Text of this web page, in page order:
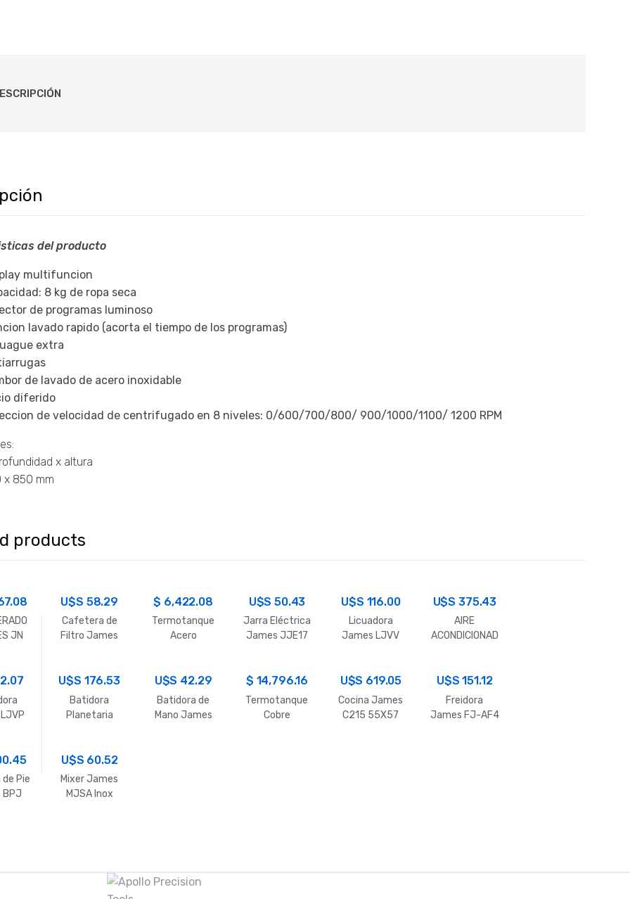
del producto
multifuncion
8 kg de ropa seca
de programas luminoso
lavado rapido (acorta el tiempo de los programas)
extra
de lavado de acero inoxidable
diferido
de velocidad de centrifugado en 8 niveles: 0/600/700/800/ 900/1000/1100/ 1200 RPM
x altura
850 mm
products
JN
U$S 58.29
Cafetera de
Filtro James
$ 6,422.08
Termotanque
Acero
U$S50.43
Jarra Eléctrica
James JJE17
U$S 116.00
Licuadora
James LJVV
U$S 375.43
AIRE
ACONDICIONAD
U$S 176.53
Batidora
Planetaria
U$S 42.29
Batidora de
Mano James
$ 14,796.16
Termotanque
Cobre
U$S 619.05
Cocina James
C215 55X57
U$S151.12
Freidora
James FJ-AF4
Pie
BPJ
U$S 60.52
Mixer James
MJSA Inox